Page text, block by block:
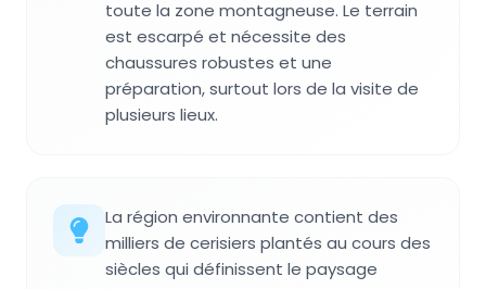
toute la zone montagneuse. Le terrain
est escarpé et nécessite des
chaussures robustes et une
préparation, surtout lors de la visite de
plusieurs lieux.
La région environnante contient des
milliers de cerisiers plantés au cours des
siècles qui définissent le paysage